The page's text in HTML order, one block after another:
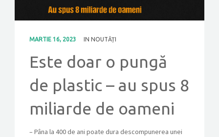
MARTIE 16, 2023 IN NOUTĂȚI
Este doar o pungă
de plastic – au spus 8
miliarde de oameni
– Pâna la 400 de ani poate dura descompunerea unei